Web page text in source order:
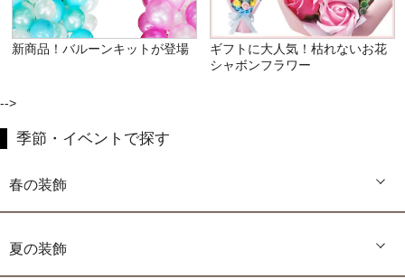
新商品！バルーンキットが登場
ギフトに大人気！枯れないお花
シャボンフラワー
-->
季節・イベントで探す
春の装飾
夏の装飾